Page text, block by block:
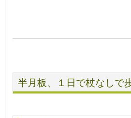
半月板、１日で杖なしで